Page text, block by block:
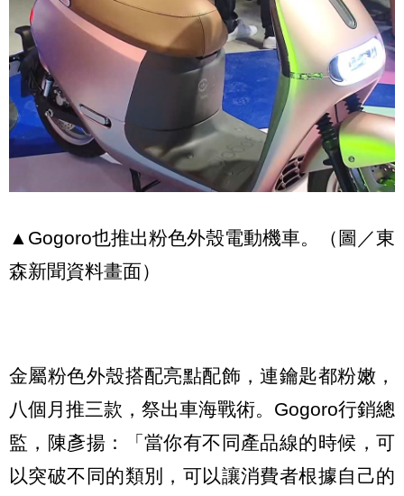
▲Gogoro也推出粉色外殼電動機車。（圖／東
森新聞資料畫面）
金屬粉色外殼搭配亮點配飾，連鑰匙都粉嫩，
八個月推三款，祭出車海戰術。Gogoro行銷總
監，陳彥揚：「當你有不同產品線的時候，可
以突破不同的類別，可以讓消費者根據自己的